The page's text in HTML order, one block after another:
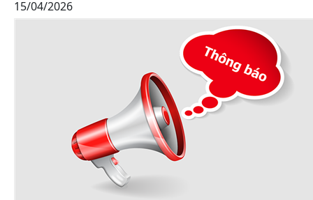
15/04/2026